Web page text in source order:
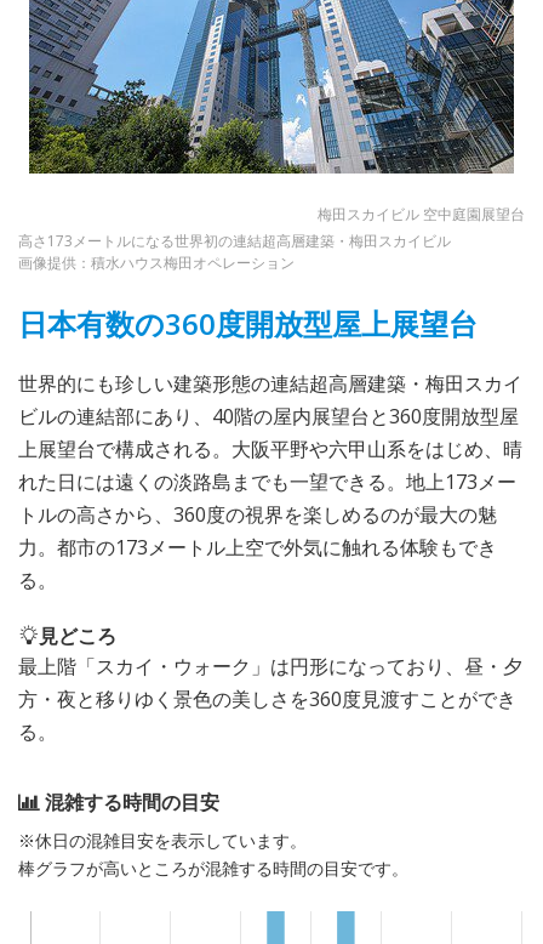
梅田スカイビル 空中庭園展望台
高さ173メートルになる世界初の連結超高層建築・梅田スカイビル
画像提供：積水ハウス梅田オペレーション
日本有数の360度開放型屋上展望台
世界的にも珍しい建築形態の連結超高層建築・梅田スカイ
ビルの連結部にあり、40階の屋内展望台と360度開放型屋
上展望台で構成される。大阪平野や六甲山系をはじめ、晴
れた日には遠くの淡路島までも一望できる。地上173メー
トルの高さから、360度の視界を楽しめるのが最大の魅
力。都市の173メートル上空で外気に触れる体験もでき
る。
見どころ
最上階「スカイ・ウォーク」は円形になっており、昼・夕
方・夜と移りゆく景色の美しさを360度見渡すことができ
る。
混雑する時間の目安
※休日の混雑目安を表示しています。
棒グラフが高いところが混雑する時間の目安です。